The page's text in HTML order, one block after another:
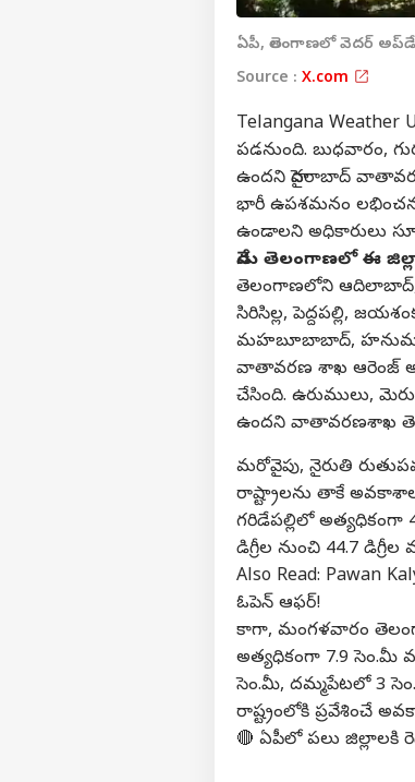
ఏపీ, తెలంగాణలో వెదర్
Source : X.com
Telangana
పడనుంది. బుధవారం,
ఉందని హైదరాబాద్
భారీ ఉపశమనం
ఉండాలని అధికారులు
నేడు తెలంగాణలో ఈ
తెలంగాణలోని ఆదిలాబాద్,
సిరిసిల్ల, పెద్దపల్లి,
మహబూబాబాద్,
వాతావరణ శాఖ ఆరెంజ్
చేసింది. ఉరుములు,
ఉందని వాతావరణశాఖ
మరోవైపు, నైరుతి
రాష్ట్రాలను తాకే
గరిడేపల్లిలో అత్యధికంగా
డిగ్రీల నుంచి 44.7
Also Read: Pawan
ఓపెన్ ఆఫర్!
కాగా, మంగళవారం
అత్యధికంగా 7.9 సెం.మీ
సెం.మీ, దమ్మపేటలో 3
రాష్ట్రంలోకి ప్రవేశించే
🔴 ఏపీలో పలు జిల్లాలకి